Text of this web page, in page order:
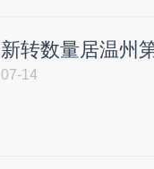
新转数量居温州
07-14